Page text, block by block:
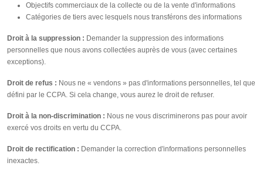
Objectifs commerciaux de la collecte ou de la vente d'informations
Catégories de tiers avec lesquels nous transférons des informations
Droit à la suppression : Demander la suppression des informations
personnelles que nous avons collectées auprès de vous (avec certaines
exceptions).
Droit de refus : Nous ne « vendons » pas d'informations personnelles, tel que
défini par le CCPA. Si cela change, vous aurez le droit de refuser.
Droit à la non-discrimination : Nous ne vous discriminerons pas pour avoir
exercé vos droits en vertu du CCPA.
Droit de rectification : Demander la correction d'informations personnelles
inexactes.